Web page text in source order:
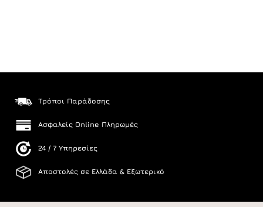
Τρόποι Παράδοσης
Ασφαλείς Online Πληρωμές
24 / 7 Υπηρεσίες
Αποστολές σε Ελλάδα & Εξωτερικό